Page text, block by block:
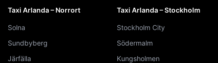
Taxi Arlanda – Norrort
Solna
Sundbyberg
Järfälla
Taxi Arlanda – Stockholm
Stockholm City
Södermalm
Kungsholmen